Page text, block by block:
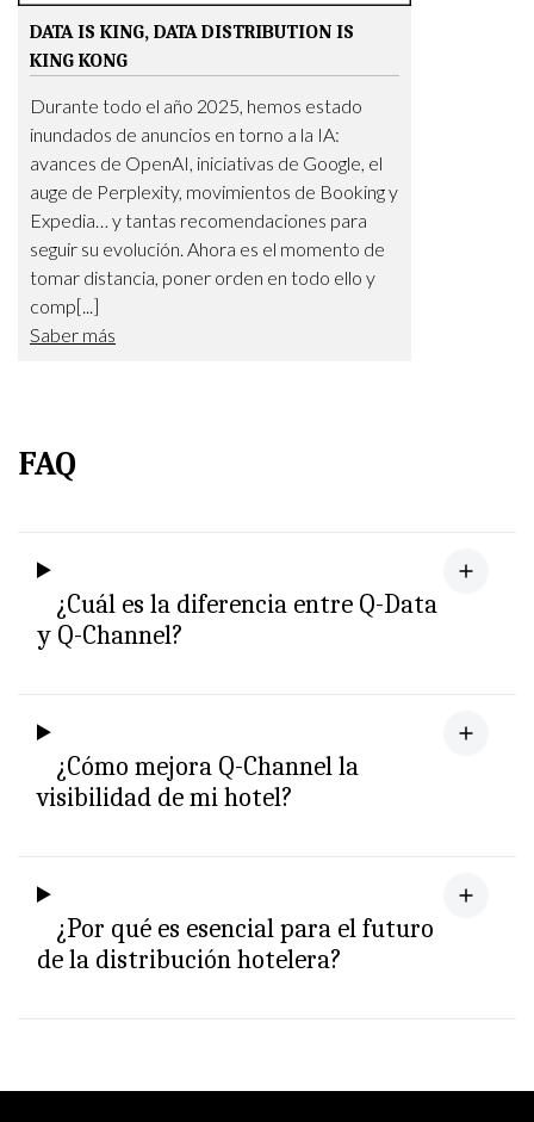
DATA IS KING, DATA DISTRIBUTION IS
KING KONG
Durante todo el año 2025, hemos estado
inundados de anuncios en torno a la IA:
avances de OpenAI, iniciativas de Google, el
auge de Perplexity, movimientos de Booking y
Expedia… y tantas recomendaciones para
seguir su evolución. Ahora es el momento de
tomar distancia, poner orden en todo ello y
comp[...]
Saber más
FAQ
¿Cuál es la diferencia entre Q-Data
y Q-Channel?
¿Cómo mejora Q-Channel la
visibilidad de mi hotel?
¿Por qué es esencial para el futuro
de la distribución hotelera?